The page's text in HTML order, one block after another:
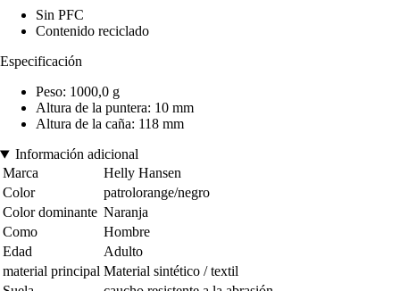
Sin PFC
Contenido reciclado
Especificación
Peso: 1000,0 g
Altura de la puntera: 10 mm
Altura de la caña: 118 mm
Información adicional
Marca
Helly Hansen
Color
patrolorange/negro
Color dominante Naranja
Como
Hombre
Edad
Adulto
material principal Material sintético / textil